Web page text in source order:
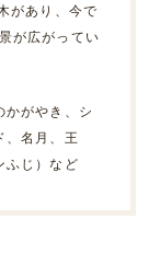
があり、今で
が広がってい
かがやき、シ
、名月、王
ふじ）など